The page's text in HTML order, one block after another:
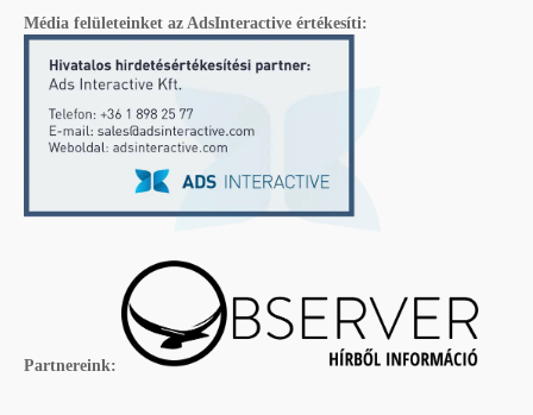
Média felületeinket az AdsInteractive értékesíti:
Partnereink: